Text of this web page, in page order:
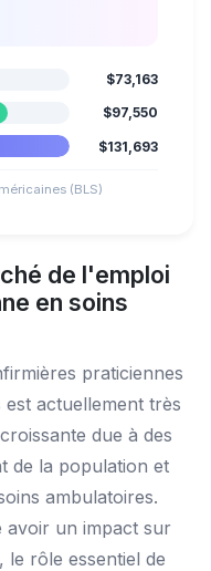
$73,163
$97,550
$131,693
(BLS)
de l'emploi
en soins
praticiennes
actuellement très
due à des
de la population et
ambulatoires.
avoir un impact sur
le rôle essentiel de